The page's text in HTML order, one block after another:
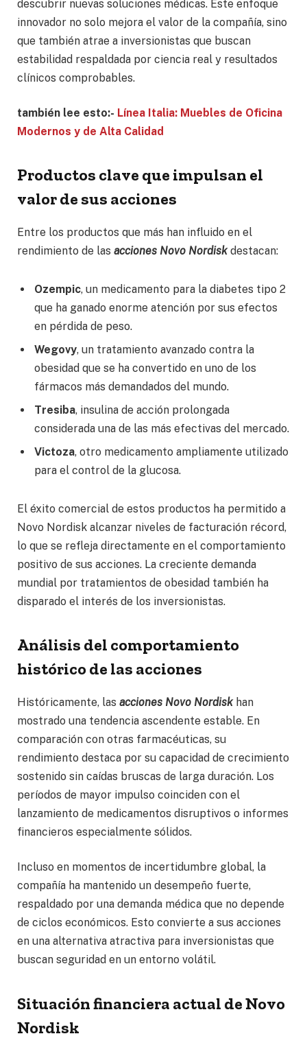
descubrir nuevas soluciones médicas. Este enfoque
innovador no solo mejora el valor de la compañía, sino
que también atrae a inversionistas que buscan
estabilidad respaldada por ciencia real y resultados
clínicos comprobables.
también lee esto:- Línea Italia: Muebles de Oficina
Modernos y de Alta Calidad
Productos clave que impulsan el
valor de sus acciones
Entre los productos que más han influido en el
rendimiento de las acciones Novo Nordiskdestacan:
Ozempic, un medicamento para la diabetes tipo 2
que ha ganado enorme atención por sus efectos
en pérdida de peso.
Wegovy, un tratamiento avanzado contra la
obesidad que se ha convertido en uno de los
fármacos más demandados del mundo.
Tresiba, insulina de acción prolongada
considerada una de las más efectivas del mercado.
Victoza, otro medicamento ampliamente utilizado
para el control de la glucosa.
El éxito comercial de estos productos ha permitido a
Novo Nordisk alcanzar niveles de facturación récord,
lo que se refleja directamente en el comportamiento
positivo de sus acciones. La creciente demanda
mundial por tratamientos de obesidad también ha
disparado el interés de los inversionistas.
Análisis del comportamiento
histórico de las acciones
Históricamente, las acciones Novo Nordiskhan
mostrado una tendencia ascendente estable. En
comparación con otras farmacéuticas, su
rendimiento destaca por su capacidad de crecimiento
sostenido sin caídas bruscas de larga duración. Los
períodos de mayor impulso coinciden con el
lanzamiento de medicamentos disruptivos o informes
financieros especialmente sólidos.
Incluso en momentos de incertidumbre global, la
compañía ha mantenido un desempeño fuerte,
respaldado por una demanda médica que no depende
de ciclos económicos. Esto convierte a sus acciones
en una alternativa atractiva para inversionistas que
buscan seguridad en un entorno volátil.
Situación financiera actual de Novo
Nordisk